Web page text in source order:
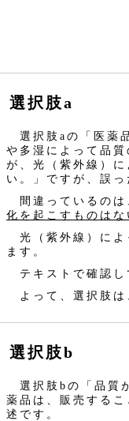
選択肢a
選択肢aの「医薬
や多湿によって品
が、光（紫外線）
い。」ですが、誤っ
間違っているのは
化を起こすものはな
光（紫外線）によ
ます。
テキストで確認し
よって、選択肢は
選択肢b
選択肢bの「品質
薬品は、販売する
述です。